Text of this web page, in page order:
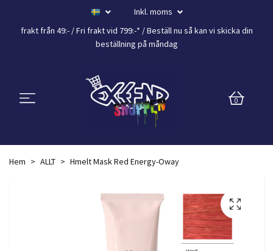
Inkl. moms
frakt från 49:- /Fri frakt vid 799:-* / Beställ nu så kan vi skicka din
beställning på måndag
0
Hem ALLT Hmelt Mask Red Energy-Oway